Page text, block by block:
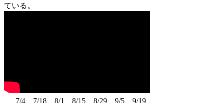
ている。
7/4、7/18、8/1、8/15、8/29、9/5、9/19